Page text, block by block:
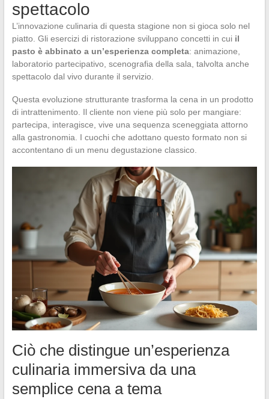
spettacolo
L’innovazione culinaria di questa stagione non si gioca solo nel
piatto. Gli esercizi di ristorazione sviluppano concetti in cui il
pasto è abbinato a un’esperienza completa: animazione,
laboratorio partecipativo, scenografia della sala, talvolta anche
spettacolo dal vivo durante il servizio.
Questa evoluzione strutturante trasforma la cena in un prodotto
di intrattenimento. Il cliente non viene più solo per mangiare:
partecipa, interagisce, vive una sequenza sceneggiata attorno
alla gastronomia. I cuochi che adottano questo formato non si
accontentano di un menu degustazione classico.
Ciò che distingue un’esperienza
culinaria immersiva da una
semplice cena a tema